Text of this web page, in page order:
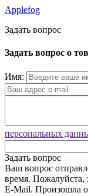
Applefog
Задать вопрос
Задать вопрос о
Имя:
персональных
Задать вопрос
Ваш вопрос
время. Пожалуйста,
E-Mail. Произошла